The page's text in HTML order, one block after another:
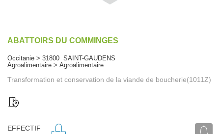
ABATTOIRS DU COMMINGES
Occitanie > 31800 SAINT-GAUDENS
Agroalimentaire > Agroalimentaire
Transformation et conservation de la viande de boucherie(1011Z)
EFFECTIF